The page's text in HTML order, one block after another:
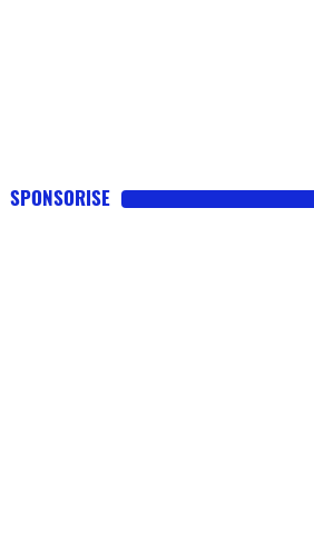
SPONSORISE